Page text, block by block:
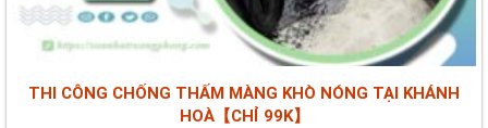
THI CÔNG CHỐNG THẤM MÀNG KHÒ NÓNG TẠI KHÁNH
HOÀ【CHỈ 99K】